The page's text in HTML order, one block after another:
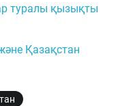
туралы қызықты
Қазақстан